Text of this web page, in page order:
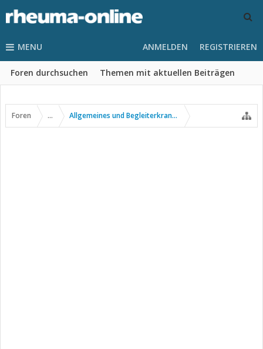
MENU
Foren durchsuchen Themen mit aktuellen Beiträgen
ANMELDEN REGISTRIEREN
Foren ... Allgemeines und Begleiterkrankungen